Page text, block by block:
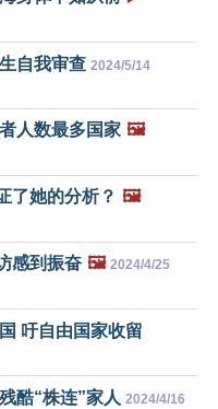
自我审查 2024/5/14
人数最多国家 🖼️
了她的分析？ 🖼️
感到振奋 🖼️ 2024/4/25
吁自由国家收留
酷“株连”家人 2024/4/16